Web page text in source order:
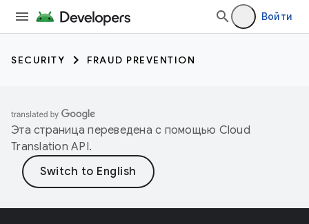
Войти
SECURITY FRAUD PREVENTION
Эта страница переведена с помощью Cloud
Translation API.